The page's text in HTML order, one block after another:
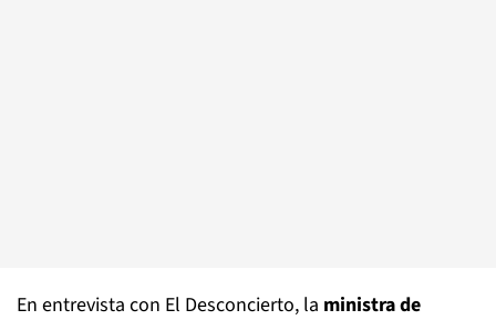
En entrevista con El Desconcierto, la ministra de